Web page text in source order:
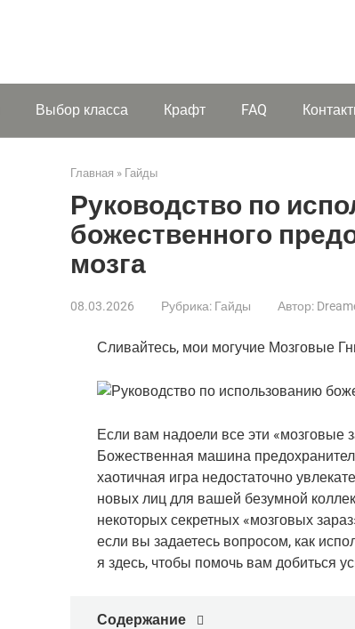
Выбор класса Крафт FAQ
Главная » Гайды
Руководство по
божественного
мозга
08.03.2026 Рубрика: Гайды Автор:
Сливайтесь, мои могучие Мозговые
Если вам надоели все эти «мозговые
Божественная машина
хаотичная игра недостаточно
новых лиц для вашей безумной
некоторых секретных «мозговых
если вы задаетесь вопросом, как
я здесь, чтобы помочь вам добиться
Содержание